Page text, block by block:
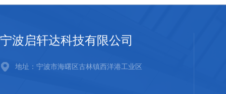
宁波启轩达科技有限公司
地址：宁波市海曙区古林镇西洋港工业区